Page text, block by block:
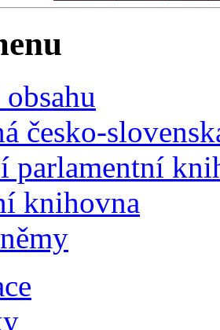
česko-
parlamentní
knihovna